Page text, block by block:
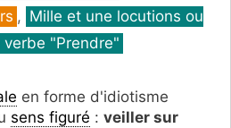
, Mille et une locutions ou
"Prendre"
en forme d'idiotisme
sens figuré : veiller sur